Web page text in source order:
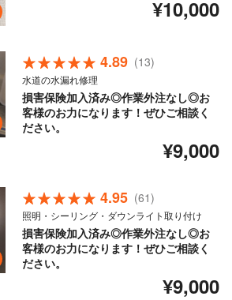
¥10,000
4.89 (13)
水道の水漏れ修理
損害保険加入済み◎作業外注なし◎お
客様のお力になります！ぜひご相談く
ださい。
¥9,000
4.95 (61)
照明・シーリング・ダウンライト取り付け
損害保険加入済み◎作業外注なし◎お
客様のお力になります！ぜひご相談く
ださい。
¥9,000